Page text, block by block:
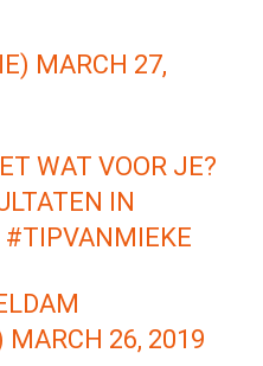
MARCH 27,
WAT VOOR JE?
IN
#TIPVANMIEKE
MARCH 26, 2019